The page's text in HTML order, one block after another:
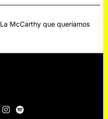
La McCarthy que queríamos